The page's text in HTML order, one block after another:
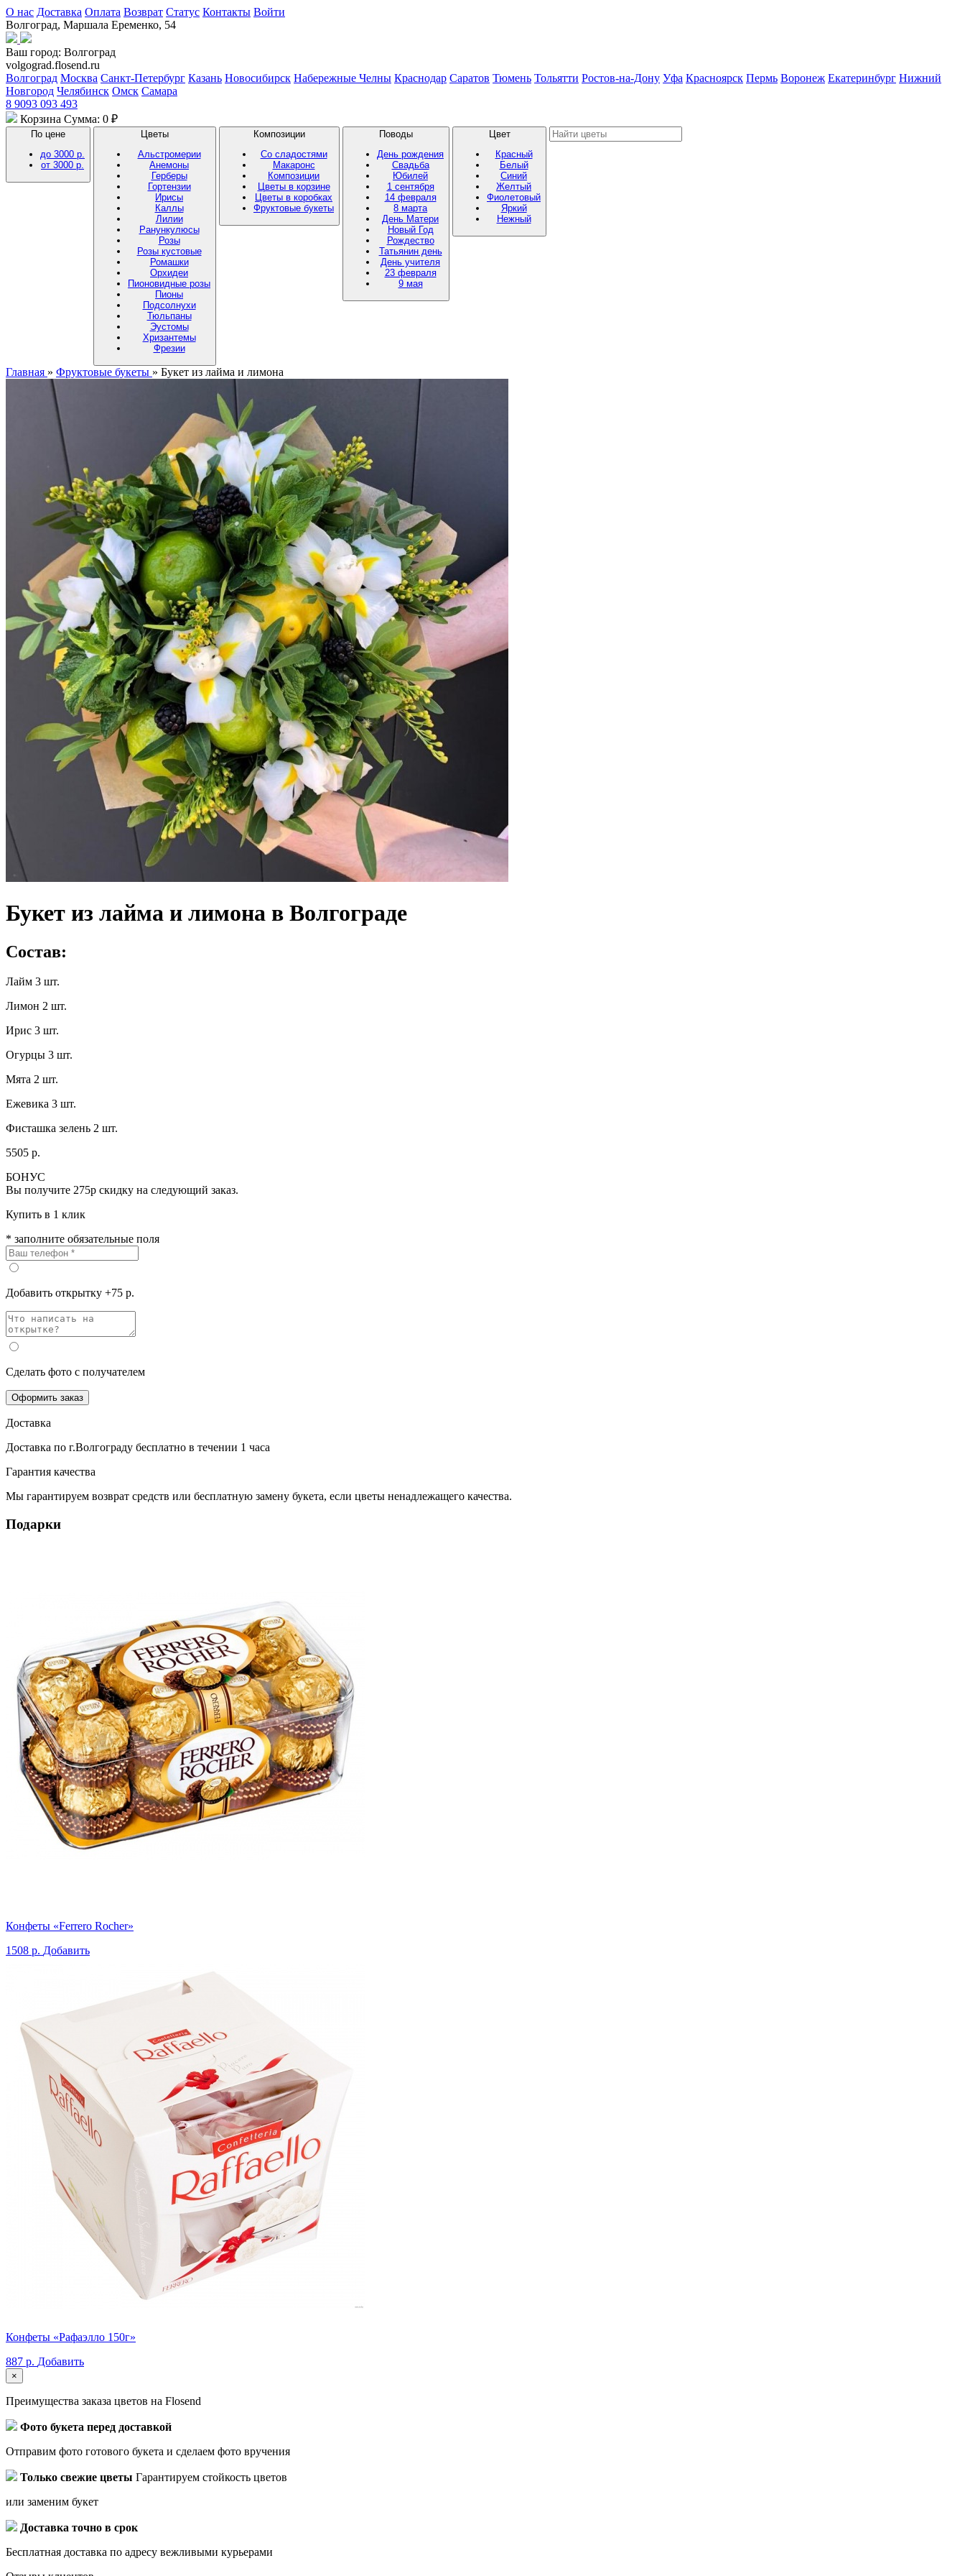
О нас Доставка Оплата Возврат Статус Контакты Войти
Волгоград, Маршала Еременко, 54
Ваш город: Волгоград
volgograd.flosend.ru
Волгоград Москва Санкт-Петербург Казань Новосибирск Набережные Челны Краснодар Саратов Тюмень Тольятти Ростов-на-Дону Уфа Красноярск Пермь Воронеж Екатеринбург Нижний
Новгород Челябинск Омск Самара
8 9093 093 493
Корзина Сумма: 0 ₽
По цене
до 3000 р.
от 3000 р.
Цветы
Альстромерии
Анемоны
Герберы
Гортензии
Ирисы
Каллы
Лилии
Ранункулюсы
Розы
Розы кустовые
Ромашки
Орхидеи
Пионовидные розы
Пионы
Подсолнухи
Тюльпаны
Эустомы
Хризантемы
Фрезии
Композиции
Со сладостями
Макаронс
Композиции
Цветы в корзине
Цветы в коробках
Фруктовые букеты
Поводы
День рождения
Свадьба
Юбилей
1 сентября
14 февраля
8 марта
День Матери
Новый Год
Рождество
Татьянин день
День учителя
23 февраля
9 мая
Цвет
Красный
Белый
Синий
Желтый
Фиолетовый
Яркий
Нежный
Главная » Фруктовые букеты » Букет из лайма и лимона
Букет из лайма и лимона в Волгограде
Состав:
Лайм 3 шт.
Лимон 2 шт.
Ирис 3 шт.
Огурцы 3 шт.
Мята 2 шт.
Ежевика 3 шт.
Фисташка зелень 2 шт.
5505 р.
БОНУС
Вы получите 275р скидку на следующий заказ.
Купить в 1 клик
* заполните обязательные поля
Добавить открытку +75 р.
Сделать фото с получателем
Оформить заказ
Доставка
Доставка по г.Волгограду бесплатно в течении 1 часа
Гарантия качества
Мы гарантируем возврат средств или бесплатную замену букета, если цветы ненадлежащего качества.
Подарки
Конфеты «Ferrero Rocher»
1508 р. Добавить
Конфеты «Рафаэлло 150г»
887 р. Добавить
×
Преимущества заказа цветов на Flosend
Фото букета перед доставкой
Отправим фото готового букета и сделаем фото вручения
Только свежие цветы Гарантируем стойкость цветов
или заменим букет
Доставка точно в срок
Бесплатная доставка по адресу вежливыми курьерами